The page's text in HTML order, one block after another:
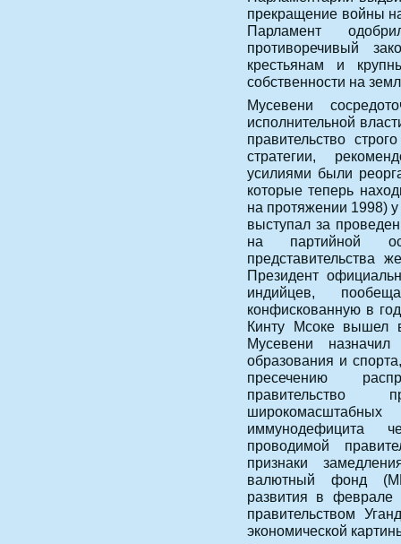
прекращение войны
Парламент
противоречивый
крестьянам и
собственности на
Мусевени
исполнительной
правительство
стратегии,
усилиями были
которые теперь
на протяжении 1998)
выступал за
на партийной
представительства
Президент
индийцев,
конфискованную в
Кинту Мсоке вышел
Мусевени
образования и
пресечению
правительство
иммунодефицита
проводимой
признаки
валютный фонд
развития в феврале
правительством
экономической